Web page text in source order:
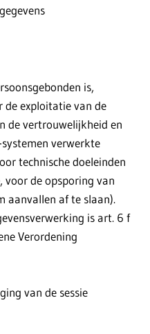
is,
de exploitatie van de
de vertrouwelijkheid en
verwerkte
technische doeleinden
de opsporing van
aanvallen af te slaan).
is art. 6 f
Verordening
van de sessie